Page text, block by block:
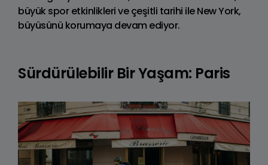
büyük spor etkinlikleri ve çeşitli tarihi ile New York,
büyüsünü korumaya devam ediyor.
Sürdürülebilir Bir Yaşam: Paris